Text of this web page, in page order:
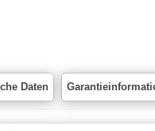
Daten